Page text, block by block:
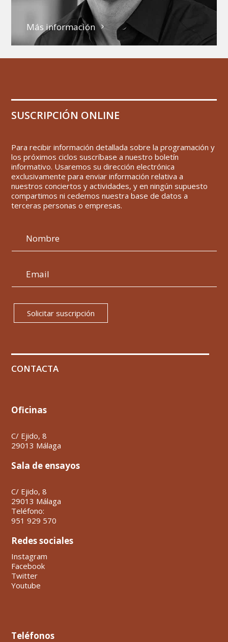
Más información
SUSCRIPCIÓN ONLINE
Para recibir información detallada sobre la programación y
los próximos ciclos suscríbase a nuestro boletín
informativo. Usaremos su dirección electrónica
exclusivamente para enviar información relativa a
nuestros conciertos y actividades, y en ningún supuesto
compartimos ni cedemos nuestra base de datos a
terceras personas o empresas.
Solicitar suscripción
CONTACTA
Oficinas
C/ Ejido, 8
29013 Málaga
Sala de ensayos
C/ Ejido, 8
29013 Málaga
Teléfono:
951 929 570
Redes sociales
Instagram
Facebook
Twitter
Youtube
Teléfonos